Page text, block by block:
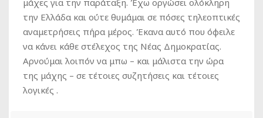
την Ελλάδα και ούτε θυμάμαι σε πόσες τηλεοπτικές
αναμετρήσεις πήρα μέρος. Έκανα αυτό που όφειλε
να κάνει κάθε στέλεχος της Νέας Δημοκρατίας.
Αρνούμαι λοιπόν να μπω – και μάλιστα την ώρα
της μάχης – σε τέτοιες συζητήσεις και τέτοιες
λογικές .